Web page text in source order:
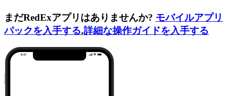
まだRedExアプリはありませんか? モバイルアプリ
パックを入手する,詳細な操作ガイドを入手する